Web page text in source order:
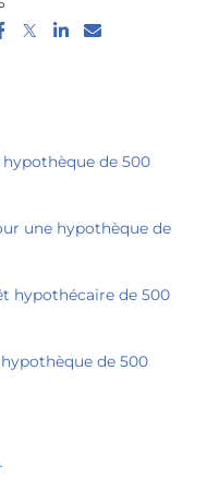
de 500
une hypothèque de
hypothécaire de 500
de 500